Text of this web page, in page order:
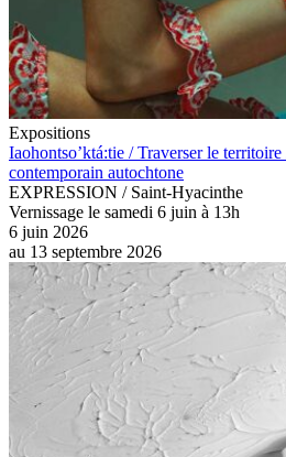
Expositions
Iaohontso’ktá:tie / Traverser le
contemporain autochtone
EXPRESSION / Saint-Hyacinthe
Vernissage le samedi 6 juin à 13h
6 juin 2026
au 13 septembre 2026